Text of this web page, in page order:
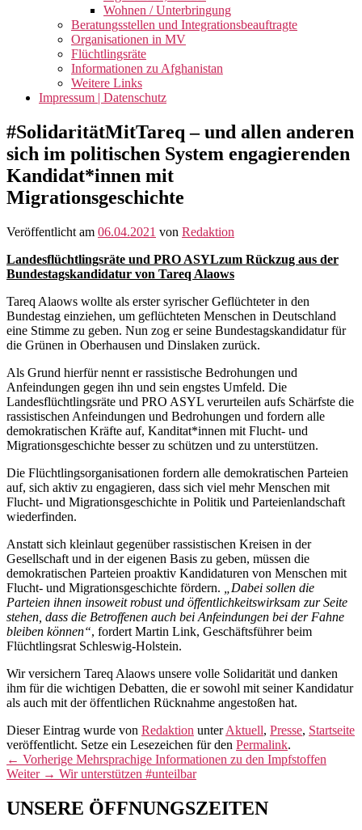
Wohnen / Unterbringung
Beratungsstellen und Integrationsbeauftragte
Organisationen in MV
Flüchtlingsräte
Informationen zu Afghanistan
Weitere Links
Impressum | Datenschutz
#SolidaritätMitTareq – und allen anderen
sich im politischen System engagierenden
Kandidat*innen mit
Migrationsgeschichte
Veröffentlicht am 06.04.2021 von Redaktion
Landesflüchtlingsräte und PRO ASYLzum Rückzug aus der
Bundestagskandidatur von Tareq Alaows
Tareq Alaows wollte als erster syrischer Geflüchteter in den
Bundestag einziehen, um geflüchteten Menschen in Deutschland
eine Stimme zu geben. Nun zog er seine Bundestagskandidatur für
die Grünen in Oberhausen und Dinslaken zurück.
Als Grund hierfür nennt er rassistische Bedrohungen und
Anfeindungen gegen ihn und sein engstes Umfeld. Die
Landesflüchtlingsräte und PRO ASYL verurteilen aufs Schärfste die
rassistischen Anfeindungen und Bedrohungen und fordern alle
demokratischen Kräfte auf, Kanditat*innen mit Flucht- und
Migrationsgeschichte besser zu schützen und zu unterstützen.
Die Flüchtlingsorganisationen fordern alle demokratischen Parteien
auf, sich aktiv zu engagieren, dass sich viel mehr Menschen mit
Flucht- und Migrationsgeschichte in Politik und Parteienlandschaft
wiederfinden.
Anstatt sich kleinlaut gegenüber rassistischen Kreisen in der
Gesellschaft und in der eigenen Basis zu geben, müssen die
demokratischen Parteien proaktiv Kandidaturen von Menschen mit
Flucht- und Migrationsgeschichte fördern.
„Dabei sollen die
Parteien ihnen insoweit robust und öffentlichkeitswirksam zur Seite
stehen, dass die Betroffenen auch bei Anfeindungen bei der Fahne
bleiben können“, fordert Martin Link, Geschäftsführer beim
Flüchtlingsrat Schleswig-Holstein.
Wir versichern Tareq Alaows unsere volle Solidarität und danken
ihm für die wichtigen Debatten, die er sowohl mit seiner Kandidatur
als auch mit der öffentlichen Rücknahme angestoßen hat.
Dieser Eintrag wurde von Redaktion unterAktuell, Presse, Startseite
veröffentlicht. Setze ein Lesezeichen für den Permalink.
Beitragsnavigation
← Vorherige Vorheriger
Beitrag:
Mehrsprachige Informationen zu den Impfstoffen
Weiter → Nächster
Wir unterstützen #unteilbar
Primärer
UNSERE ÖFFNUNGSZEITEN